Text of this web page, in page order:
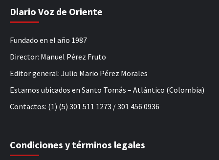
Diario Voz de Oriente
Fundado en el año 1987
Director: Manuel Pérez Fruto
Editor general: Julio Mario Pérez Morales
Estamos ubicados en Santo Tomás – Atlántico (Colombia)
Contactos: (1) (5) 301 511 1273 / 301 456 0936
Condiciones y términos legales